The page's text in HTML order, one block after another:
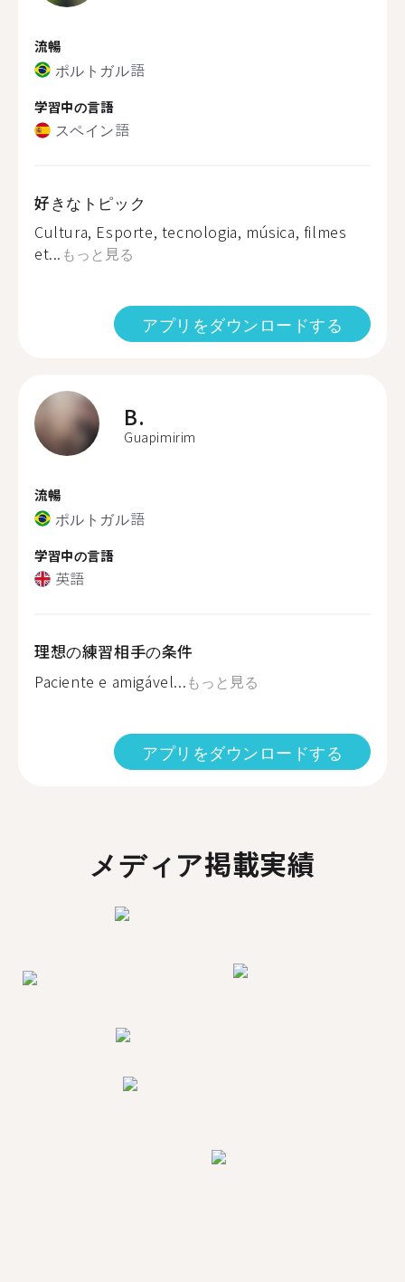
流暢
ポルトガル語
学習中の言語
スペイン語
好きなトピック
Cultura, Esporte, tecnologia, música, filmes
et... もっと見る
アプリをダウンロードする
B.
Guapimirim
流暢
ポルトガル語
学習中の言語
英語
理想の練習相手の条件
Paciente e amigável...もっと見る
アプリをダウンロードする
メディア掲載実績